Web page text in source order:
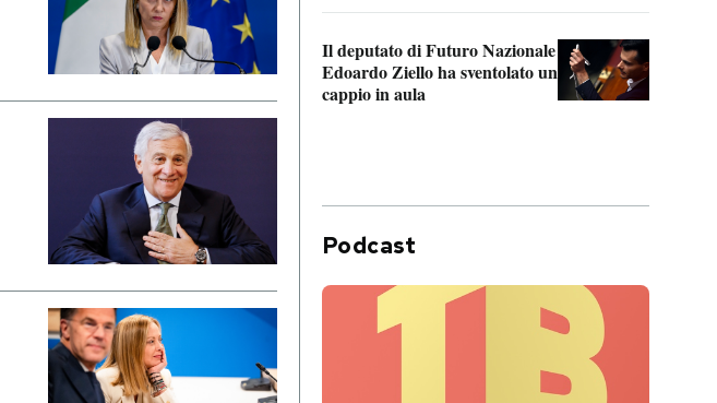
Il deputato di Futuro Nazionale
Edoardo Ziello ha sventolato un
cappio in aula
Podcast